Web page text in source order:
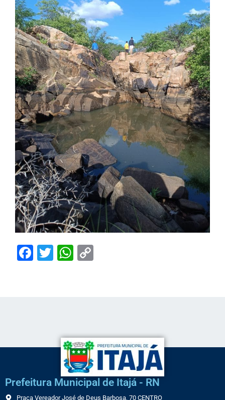
Facebook
TwitterWhatsApp
Prefeitura Municipal de Itajá - RN
Praça Vereador José de Deus Barbosa, 70 CENTRO